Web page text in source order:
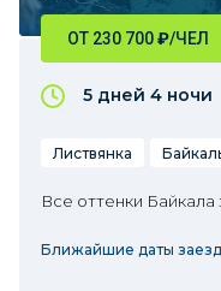
ОТ 230 700₽/ЧЕЛ
5 дней 4 ночи
Листвянка
Все оттенки Байкала
Ближайшие даты